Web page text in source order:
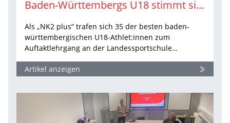
Baden-Württembergs U18 stimmt sich ein
Als „NK2 plus“ trafen sich 35 der besten baden-
württembergischen U18-Athlet:innen zum
Auftaktlehrgang an der Landessportschule…
Artikel anzeigen